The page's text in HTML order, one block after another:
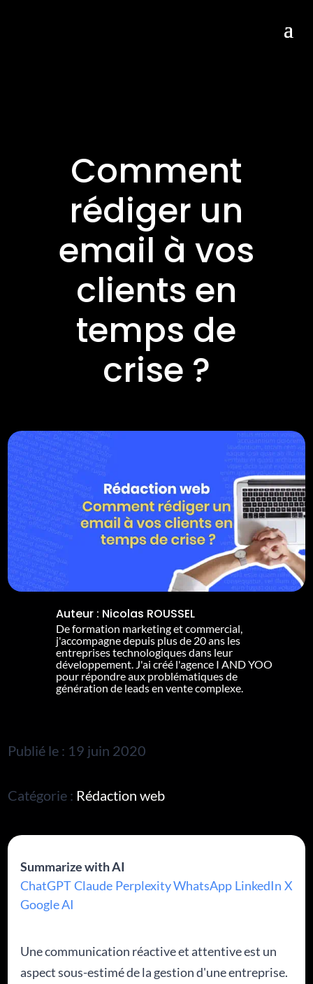
Comment
rédiger un
email à vos
clients en
temps de
crise ?
Auteur : Nicolas ROUSSEL
De formation marketing et commercial,
j'accompagne depuis plus de 20 ans les
entreprises technologiques dans leur
développement. J'ai créé l'agence I AND YOO
pour répondre aux problématiques de
génération de leads en vente complexe.
Publié le : 19 juin 2020
Catégorie : Rédaction web
Summarize with AI
ChatGPTClaude PerplexityWhatsApp LinkedIn X
Google AI
Une communication réactive et attentive est un
aspect sous-estimé de la gestion d'une entreprise.